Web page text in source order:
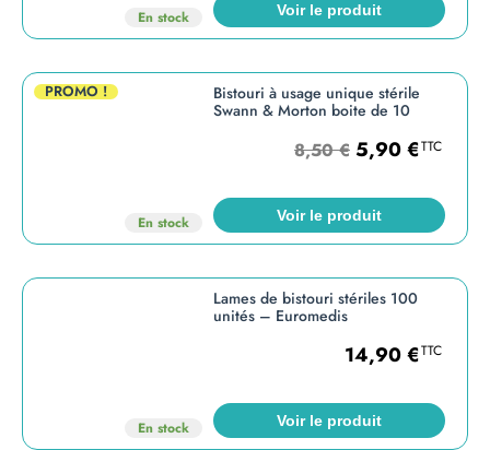
En stock Voir le produit
PROMO !
En stock
Bistouri à usage unique stérile
Swann & Morton boite de 10
8,50€ 5,90€TTC
Voir le produit
En stock
Lames de bistouri stériles 100
unités – Euromedis
14,90€TTC
Voir le produit